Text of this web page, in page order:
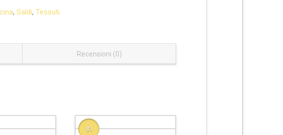
,Saldi,Tessuti
Recensioni (0)
In